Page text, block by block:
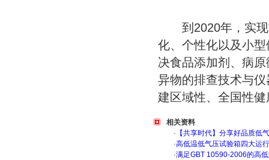
到2020年，实现
化、个性化以及小
决食品添加剂、病
异物的排查技术与
建区域性、全国性
相关资料
· 【共享时代】分享好品质低
·高低温低气压试验箱四大运
·满足GBT 10590-2006的高